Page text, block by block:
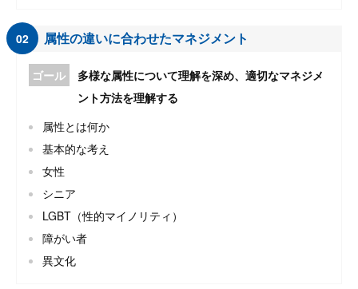
02 属性の違いに合わせたマネジメント
ゴール
多様な属性について理解を深め、適切なマネジメ
ント方法を理解する
属性とは何か
基本的な考え
女性
シニア
LGBT（性的マイノリティ）
障がい者
異文化